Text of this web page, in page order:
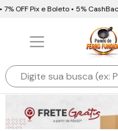
OFF Pix e Boleto • 5%